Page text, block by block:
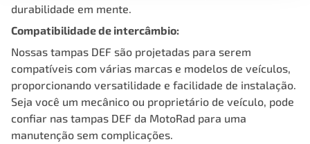
durabilidade em mente.
Compatibilidade de intercâmbio:
Nossas tampas DEF são projetadas para serem
compatíveis com várias marcas e modelos de veículos,
proporcionando versatilidade e facilidade de instalação.
Seja você um mecânico ou proprietário de veículo, pode
confiar nas tampas DEF da MotoRad para uma
manutenção sem complicações.